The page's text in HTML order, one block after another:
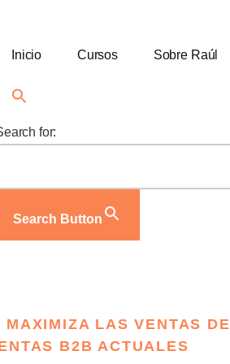
Inicio Cursos Sobre Raúl
for:
Search Button
MAXIMIZA LAS VENTAS DE
B2B ACTUALES